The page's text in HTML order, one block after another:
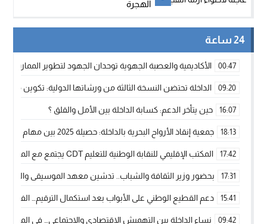
الهجرة
24 ساعة
00:47 الأكاديمية والعصبة الجهوية توحدان الجهود لتطوير الممارسة
09:20 الداخلة تحتضن النسخة الثالثة من ورشاتها الدولية: تكوين
16:07 حين يتأخر الدعم: كسابة الداخلة بين الأمل والقلق ؟
18:13 جمعية إنقاذ الأرواح البحرية بالداخلة: حصيلة 2025 بين مهام الإنقاذ ومشروع “دار البحار”
17:42 المكتب الإقليمي للنقابة الوطنية للتعليم CDT يجتمع مع المدير الإقليمي لمناقشة ملفات جوهرية لنساء ورجال التعليم
17:31 بحضور وزير الثقافة والشباب.. تدشين معهد الموسيقى والفنون
15:41 دعم القطيع الوطني على الأبواب بعد استكمال الترقيم…
09:42 نساء الداخلة بين التهميش الاقتصادي والاجتماعي… في المؤسسات